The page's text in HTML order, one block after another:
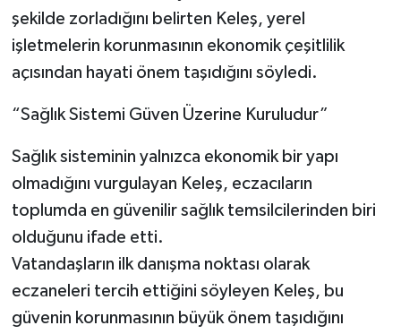
şekilde zorladığını belirten Keleş, yerel
işletmelerin korunmasının ekonomik çeşitlilik
açısından hayati önem taşıdığını söyledi.
“Sağlık Sistemi Güven Üzerine Kuruludur”
Sağlık sisteminin yalnızca ekonomik bir yapı
olmadığını vurgulayan Keleş, eczacıların
toplumda en güvenilir sağlık temsilcilerinden biri
olduğunu ifade etti.
Vatandaşların ilk danışma noktası olarak
eczaneleri tercih ettiğini söyleyen Keleş, bu
güvenin korunmasının büyük önem taşıdığını